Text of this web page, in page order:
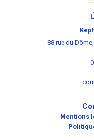
S'inscrire›
88 rue du
Mentions